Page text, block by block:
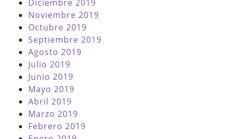
Diciembre 2019
Noviembre 2019
Octubre 2019
Septiembre 2019
Agosto 2019
Julio 2019
Junio 2019
Mayo 2019
Abril 2019
Marzo 2019
Febrero 2019